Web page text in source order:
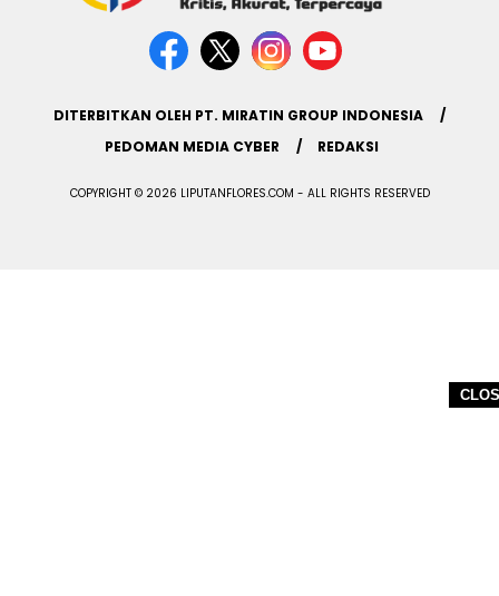
DITERBITKAN OLEH PT. MIRATIN GROUP INDONESIA
PEDOMAN MEDIA CYBER
REDAKSI
COPYRIGHT © 2026 LIPUTANFLORES.COM - ALL RIGHTS RESERVED